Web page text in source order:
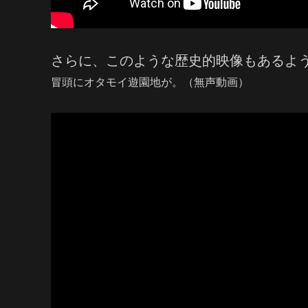
さらに、このような歴史的映像もあるよ
冒頭にオタモイ遊園地が。（無声動画）